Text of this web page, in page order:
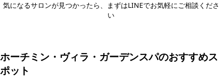
気になるサロンが見つかったら、まずはLINEでお気軽にご相談くださ
い
ホーチミン・ヴィラ・ガーデンスパのおすすめス
ポット